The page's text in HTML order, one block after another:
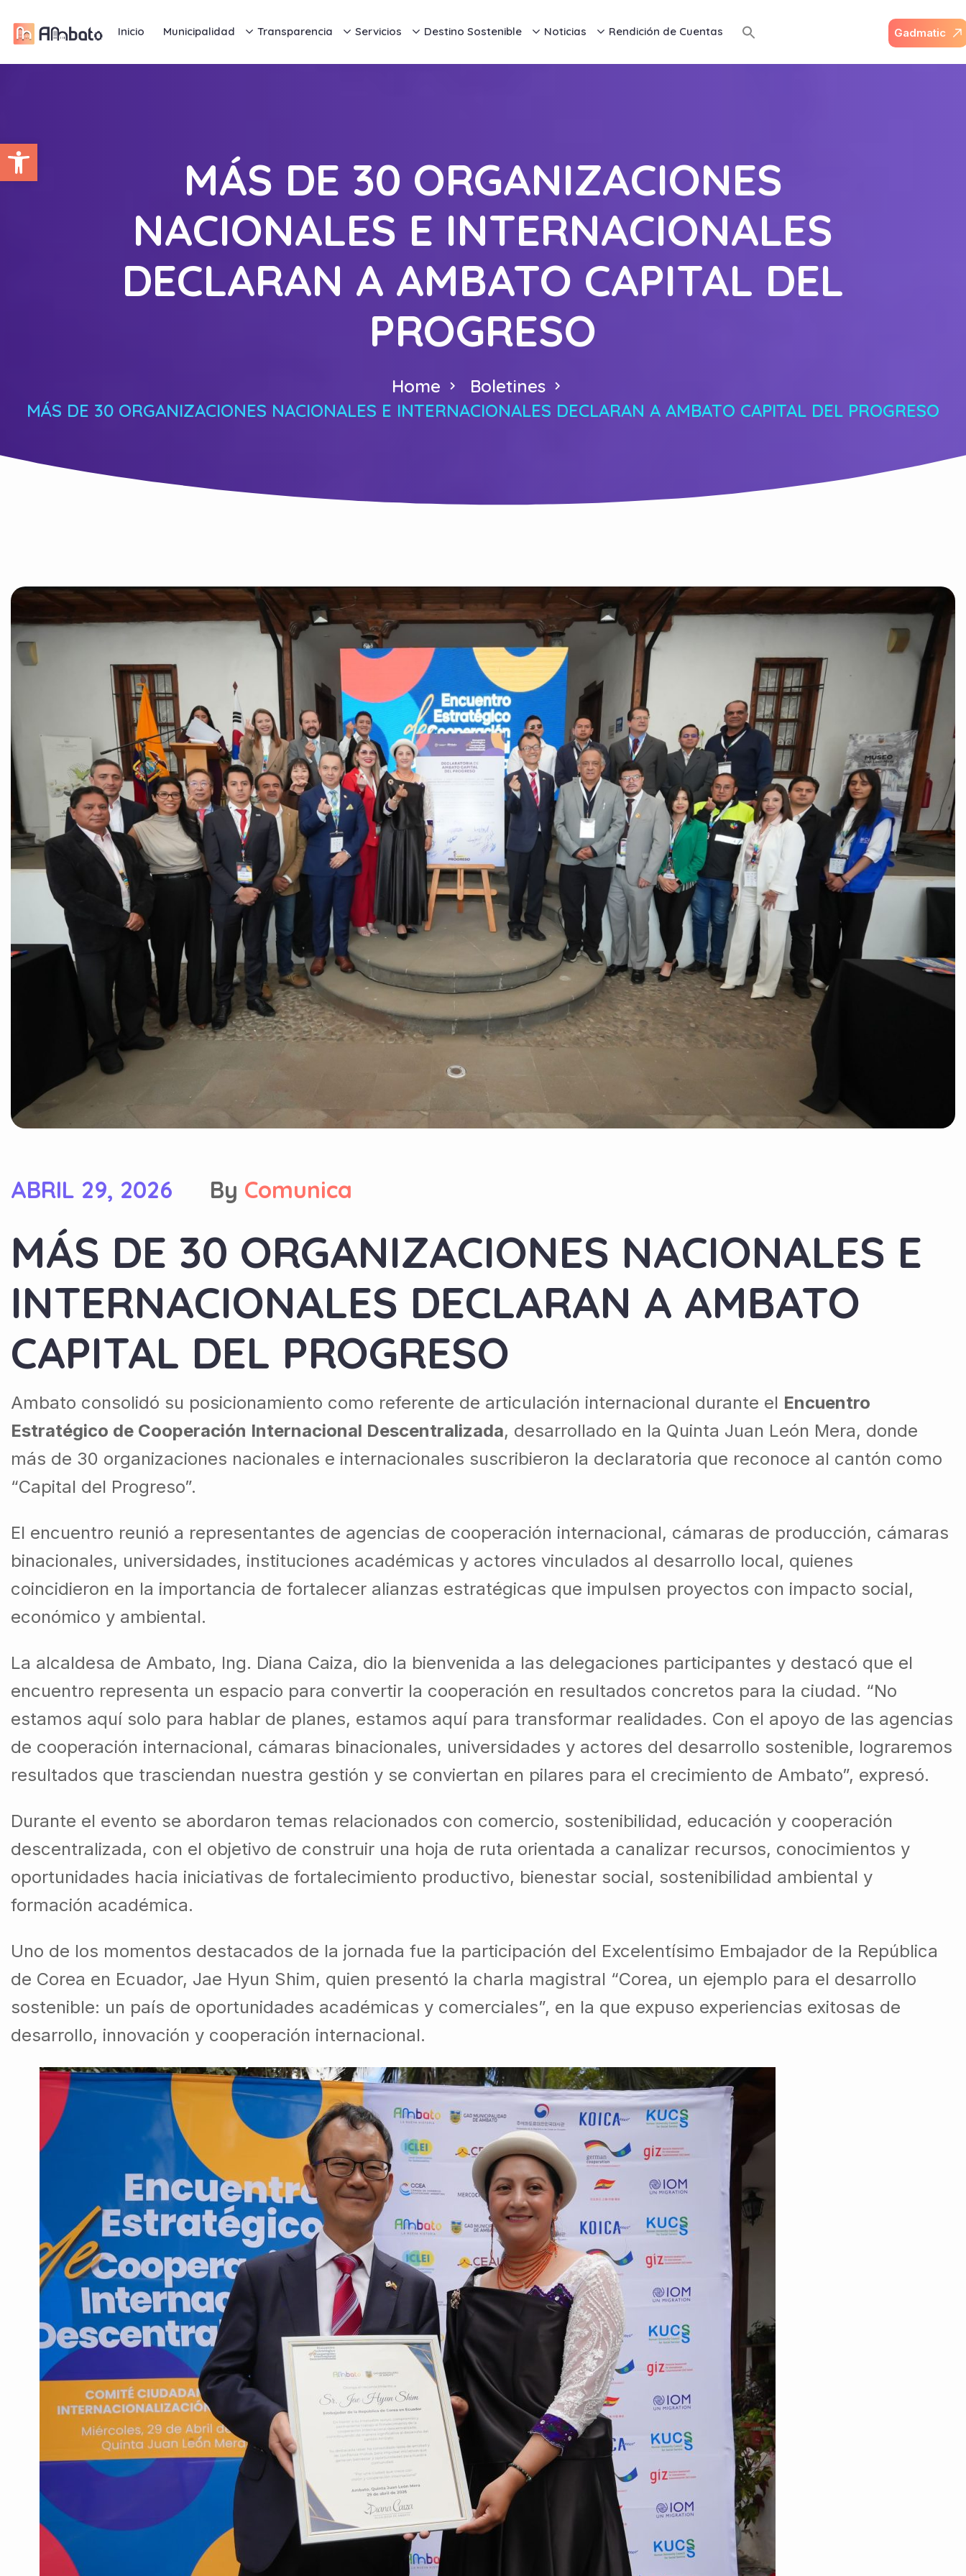
Abrir barra de herramientas
Inicio Municipalidad Transparencia Servicios Destino Sostenible Noticias Rendición de Cuentas Gadmatic
MÁS DE 30 ORGANIZACIONES
NACIONALES E INTERNACIONALES
DECLARAN A AMBATO CAPITAL DEL
PROGRESO
Home
Boletines
MÁS DE 30 ORGANIZACIONES NACIONALES E INTERNACIONALES DECLARAN A AMBATO CAPITAL DEL PROGRESO
ABRIL 29, 2026 By Comunica
MÁS DE 30 ORGANIZACIONES NACIONALES E
INTERNACIONALES DECLARAN A AMBATO
CAPITAL DEL PROGRESO
Ambato consolidó su posicionamiento como referente de articulación internacional durante el Encuentro
Estratégico de Cooperación Internacional Descentralizada, desarrollado en la Quinta Juan León Mera, donde
más de 30 organizaciones nacionales e internacionales suscribieron la declaratoria que reconoce al cantón como
“Capital del Progreso”.
El encuentro reunió a representantes de agencias de cooperación internacional, cámaras de producción, cámaras
binacionales, universidades, instituciones académicas y actores vinculados al desarrollo local, quienes
coincidieron en la importancia de fortalecer alianzas estratégicas que impulsen proyectos con impacto social,
económico y ambiental.
La alcaldesa de Ambato, Ing. Diana Caiza, dio la bienvenida a las delegaciones participantes y destacó que el
encuentro representa un espacio para convertir la cooperación en resultados concretos para la ciudad. “No
estamos aquí solo para hablar de planes, estamos aquí para transformar realidades. Con el apoyo de las agencias
de cooperación internacional, cámaras binacionales, universidades y actores del desarrollo sostenible, lograremos
resultados que trasciendan nuestra gestión y se conviertan en pilares para el crecimiento de Ambato”, expresó.
Durante el evento se abordaron temas relacionados con comercio, sostenibilidad, educación y cooperación
descentralizada, con el objetivo de construir una hoja de ruta orientada a canalizar recursos, conocimientos y
oportunidades hacia iniciativas de fortalecimiento productivo, bienestar social, sostenibilidad ambiental y
formación académica.
Uno de los momentos destacados de la jornada fue la participación del Excelentísimo Embajador de la República
de Corea en Ecuador, Jae Hyun Shim, quien presentó la charla magistral “Corea, un ejemplo para el desarrollo
sostenible: un país de oportunidades académicas y comerciales”, en la que expuso experiencias exitosas de
desarrollo, innovación y cooperación internacional.